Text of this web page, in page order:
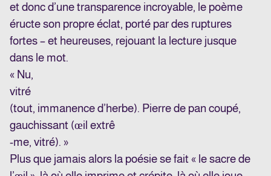
et donc d’une transparence incroyable, le poème
éructe son propre éclat, porté par des ruptures
fortes – et heureuses, rejouant la lecture jusque
dans le mot.
« Nu,
vitré
(tout, immanence d’herbe). Pierre de pan coupé,
gauchissant (œil extrê
-me, vitré). »
Plus que jamais alors la poésie se fait « le sacre de